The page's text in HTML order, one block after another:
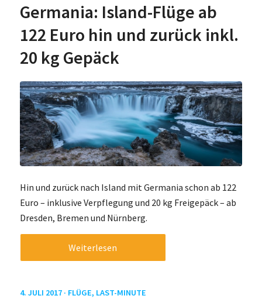
Germania: Island-Flüge ab
122 Euro hin und zurück inkl.
20 kg Gepäck
Hin und zurück nach Island mit Germania schon ab 122
Euro – inklusive Verpflegung und 20 kg Freigepäck – ab
Dresden, Bremen und Nürnberg.
Weiterlesen
4. JULI 2017 · FLÜGE, LAST-MINUTE